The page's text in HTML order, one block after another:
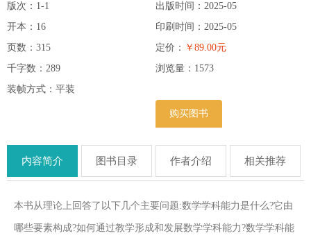
版次：1-1
开本：16
页数：315
千字数：289
装帧方式：平装
出版时间：2025-05
印刷时间：2025-05
定价： ￥89.00元
浏览量： 1573
购买图书
内容简介 图书目录 作者介绍 相关推荐
本书从理论上回答了以下几个主要问题:数学学科能力是什么?它由
哪些要素构成?如何通过教学形成和发展数学学科能力?数学学科能